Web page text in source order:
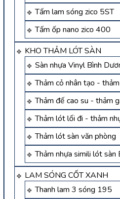
Tấm lam sóng zico 5ST
Tấm ốp nano zico 400
KHO THẢM LÓT SÀN
Sàn nhựa Vinyl Bình
Thảm cỏ nhân tạo -
Thảm đế cao su - thảm
Thảm lót lối đi - thảm
Thảm lót sàn văn phòng
Thảm nhựa simili lót sàn
LAM SÓNG CỐT XANH
Thanh lam 3 sóng 195